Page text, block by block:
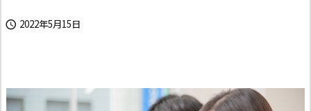
 2022年5月15日